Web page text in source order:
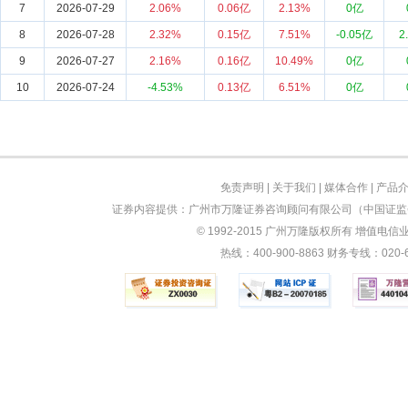
7 2026-07-29 2.06% 0.06亿 2.13% 0亿
8 2026-07-28 2.32% 0.15亿 7.51% -0.05亿
9 2026-07-27 2.16% 0.16亿 10.49% 0亿
10 2026-07-24 -4.53% 0.13亿 6.51% 0亿
免责声明 关于我们 媒体合作
产品
证券内容提供：广州市万隆证券咨询顾问有限公司（中国证
© 1992-2015 广州万隆版权所有 增值电信
热线：400-900-8863 财务专线：